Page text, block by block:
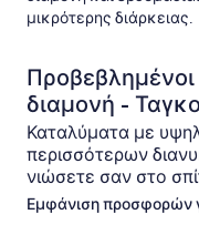
μικρότερης διάρκειας.
διαμονή -
Καταλύματα με
περισσότερων
νιώσετε σαν στο
Εμφάνιση προσφορών